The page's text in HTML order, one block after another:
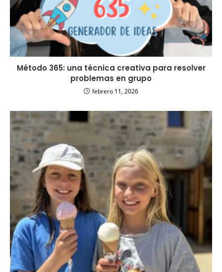
Método 365: una técnica creativa para resolver
problemas en grupo
febrero 11, 2026